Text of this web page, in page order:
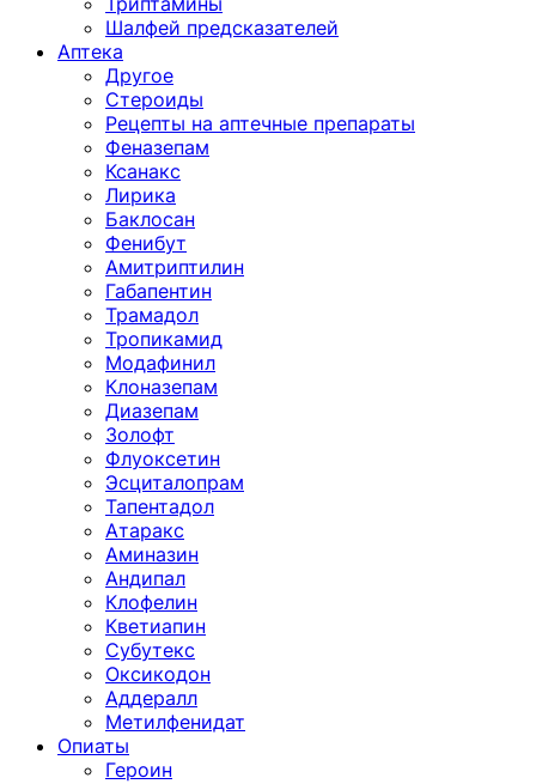
Шалфей предсказателей
Аптека
Другое
Стероиды
Рецепты на аптечные препараты
Феназепам
Ксанакс
Лирика
Баклосан
Фенибут
Амитриптилин
Габапентин
Трамадол
Тропикамид
Модафинил
Клоназепам
Диазепам
Золофт
Флуоксетин
Эсциталопрам
Тапентадол
Атаракс
Аминазин
Андипал
Клофелин
Кветиапин
Субутекс
Оксикодон
Аддералл
Метилфенидат
Опиаты
Героин